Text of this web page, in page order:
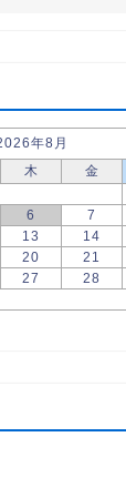
年8月
木 金
6 7
13 14
20 21
27 28